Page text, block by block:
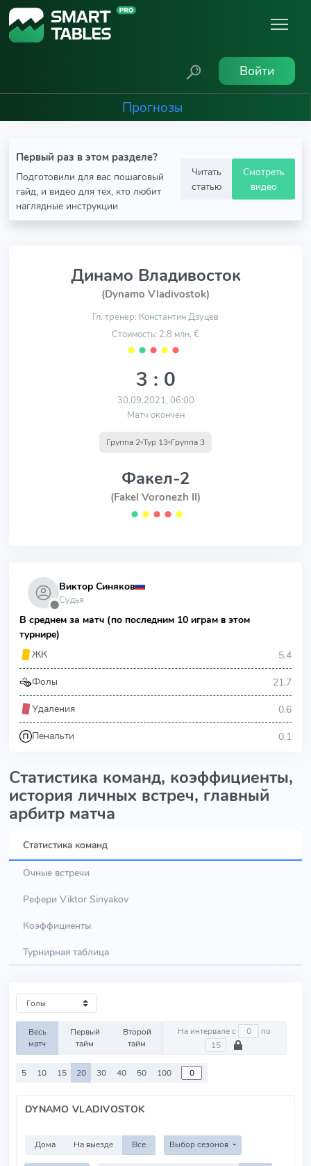
Войти
Прогнозы
Первый раз в этом разделе?
Подготовили для вас пошаговый
гайд, и видео для тех, кто любит
наглядные инструкции
Читать
статью
Смотреть
видео
Динамо Владивосток
(Dynamo Vladivostok)
Гл. тренер: Константин Дзуцев
Стоимость: 2.8 млн. €
⬤ ⬤ ⬤ ⬤ ⬤
3 : 0
30.09.2021, 06:00
Матч окончен
Группа 2 Тур 13 Группа 3
Факел-2
(Fakel Voronezh II)
⬤ ⬤ ⬤ ⬤ ⬤
⬤
Виктор Синяков
Судья
В среднем за матч (по последним 10 играм в этом
турнире)
ЖК
5.4
Фолы 21.7
Удаления 0.6
Пенальти 0.1
Статистика команд, коэффициенты,
история личных встреч, главный
арбитр матча
Статистика команд
Очные встречи
Рефери Viktor Sinyakov
Коэффициенты
Турнирная таблица
Весь
матч
Первый
тайм
Второй
тайм
На интервале с по
5 10 15 20 30 40 50 100
DYNAMO VLADIVOSTOK
Дома На выезде Все Выбор сезонов